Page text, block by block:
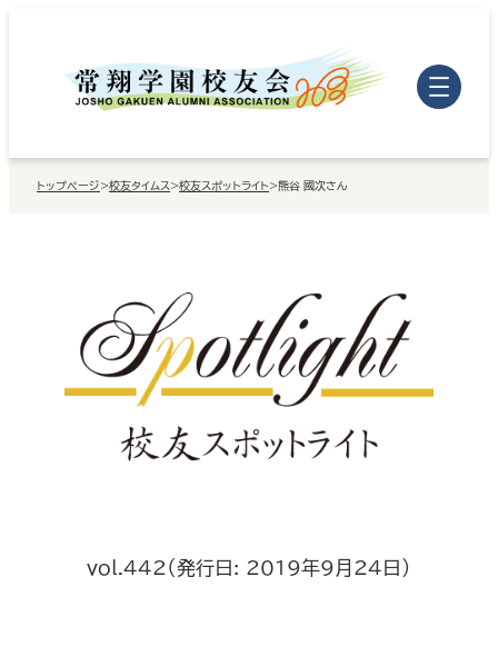
トップページ >校友タイムス >校友スポットライト >熊谷 國次さん
vol.442（発行日: 2019年9月24日）